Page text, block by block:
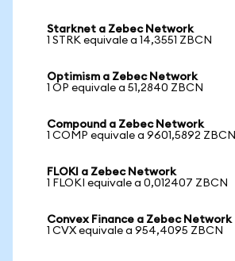
Starknet a Zebec Network
1 STRK equivale a 14,3551 ZBCN
Optimism a Zebec Network
1 OP equivale a 51,2840 ZBCN
Compound a Zebec Network
1 COMP equivale a 9601,5892 ZBCN
FLOKI a Zebec Network
1 FLOKI equivale a 0,012407 ZBCN
Convex Finance a Zebec Network
1 CVX equivale a 954,4095 ZBCN